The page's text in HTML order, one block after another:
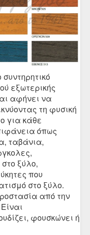
εξωτερικής
αφήνει να
τη φυσική
για κάθε
όπως
ταβάνια,
ξύλο,
που
στο ξύλο.
από την
φουσκώνει ή